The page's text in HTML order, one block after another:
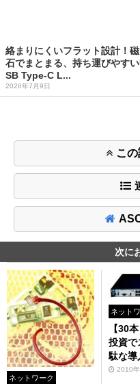
絡まりにくいフラット設計！磁
石でまとまる、持ち運びやす
SB Type-C L...
2026年7月9日
こ
次に
ネットワーク
ネット
【30
投資で
駄な導
2010